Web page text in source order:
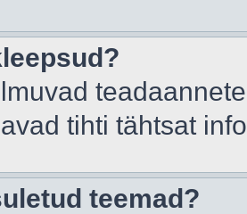
tihti tähtsat
teemad?